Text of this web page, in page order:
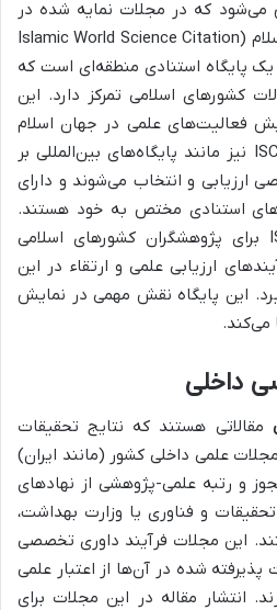
می‌شود که در مجلات نمایه شده در
پایگاه استنادی علوم جهان اسلام (Islamic World Science Citation
Center) منتشر شده‌اند. ISC یک پایگاه استنادی منطقه‌ای است که
کشورهای اسلامی تمرکز دارد. این
فعالیت‌های علمی در جهان اسلام
تأسیس شده است. مجلات ISC نیز مانند پایگاه‌های بین‌المللی بر
و انتخاب می‌شوند و دارای
استنادی مختص به خود هستند.
انتشار مقاله در مجلات ISC برای پژوهشگران کشورهای اسلامی
ارزیابی علمی و ارتقاء در این
این پایگاه نقش مهمی در نمایش
می‌کند.
داخلی
مقالاتی هستند که نتایج تحقیقات
علمی داخلی کشور (مانند ایران)
و رتبه علمی-پژوهشی از نهادهای
و فناوری یا وزارت بهداشت،
این مجلات فرآیند داوری تخصصی
پذیرفته شده در آن‌ها از اعتبار علمی
انتشار مقاله در این مجلات برای